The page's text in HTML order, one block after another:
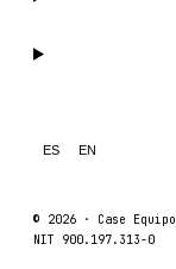
CLARK
ES EN
© 2026 · Case
NIT 900.197.313-0